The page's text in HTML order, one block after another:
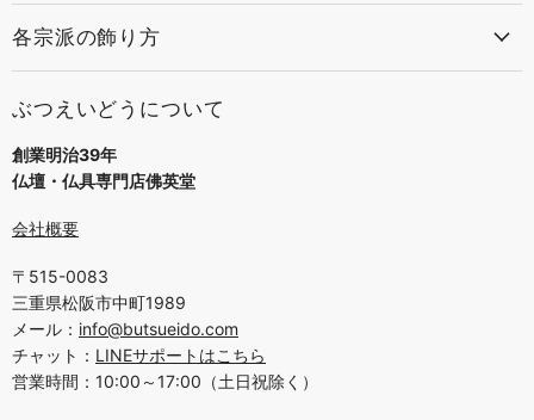
各宗派の飾り方
ぶつえいどうについて
創業明治39年
仏壇・仏具専門店佛英堂
会社概要
〒515-0083
三重県松阪市中町1989
メール： info@butsueido.com
チャット： LINEサポートはこちら
営業時間：10:00～17:00（土日祝除く）